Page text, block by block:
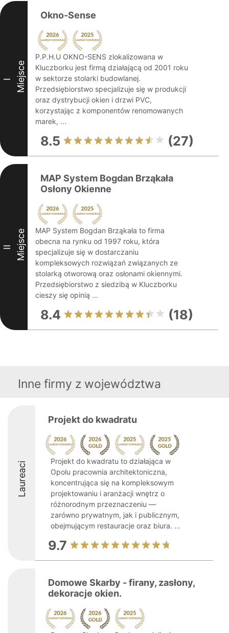
I Miejsce
Okno-Sense
P.P.H.U OKNO-SENS zlokalizowana w
Kluczborku jest firmą działającą od 2001 roku
w sektorze stolarki budowlanej.
Przedsiębiorstwo specjalizuje się w produkcji
oraz dystrybucji okien i drzwi PVC,
korzystając z komponentów renomowanych
marek, ...
8.5 (27)
II Miejsce
MAP System Bogdan Brząkała
Osłony Okienne
MAP System Bogdan Brząkała to firma
obecna na rynku od 1997 roku, która
specjalizuje się w dostarczaniu
kompleksowych rozwiązań związanych ze
stolarką otworową oraz osłonami okiennymi.
Przedsiębiorstwo z siedzibą w Kluczborku
cieszy się opinią ...
8.4 (18)
Inne firmy z województwa
Laureaci
Projekt do kwadratu
Projekt do kwadratu to działająca w
Opolu pracownia architektoniczna,
koncentrująca się na kompleksowym
projektowaniu i aranżacji wnętrz o
różnorodnym przeznaczeniu —
zarówno prywatnym, jak i publicznym,
obejmującym restauracje oraz biura. ...
9.7
Domowe Skarby - firany, zasłony,
dekoracje okien.